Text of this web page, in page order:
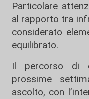
Particolare
al rapporto tra
considerato
equilibrato.
Il percorso di
prossime
ascolto, con